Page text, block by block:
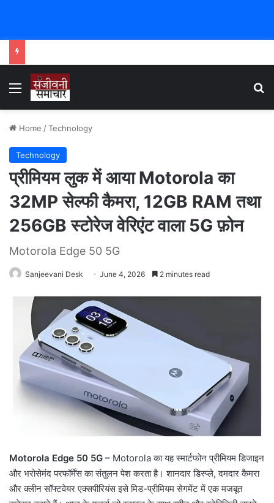
Menu
Home /Technology
Technology
प्रीमियम लुक में आया Motorola का
32MP सेल्फी कैमरा, 12GB RAM तथा
256GB स्टोरेज वेरिएंट वाला 5G फ़ोन
Motorola Edge 50 5G
Sanjeevani Desk June 4, 2026 2 minutes read
Motorola Edge 50 5G – Motorola का यह स्मार्टफोन प्रीमियम डिजाइन
और भरोसेमंद परफॉर्मेंस का संतुलन पेश करता है। शानदार डिस्प्ले, दमदार कैमरा
और क्लीन सॉफ्टवेयर एक्सपीरियंस इसे मिड-प्रीमियम सेगमेंट में एक मजबूत